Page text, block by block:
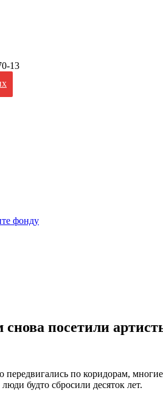
фонду
посетили
передвигались по коридорам,
будто сбросили десяток лет.